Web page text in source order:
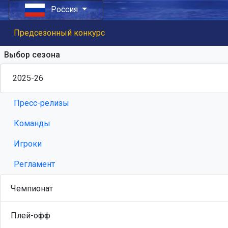
Россия
Предсезонный конкурс
Выбор сезона
Пресс-релизы
Команды
Игроки
Регламент
Чемпионат
Плей-офф